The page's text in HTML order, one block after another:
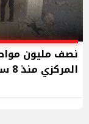
نصف مليون
المركزي منذ 8 سنوات